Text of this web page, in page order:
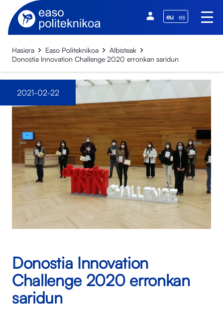
eu es
Hasiera Easo Politeknikoa
Albisteak
Donostia Innovation Challenge 2020 erronkan saridun
2021-02-22
Donostia Innovation
Challenge 2020 erronkan
saridun